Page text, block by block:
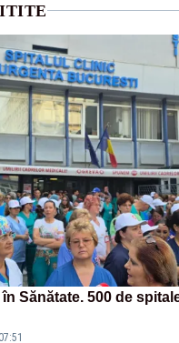
Sănătate. 500 de